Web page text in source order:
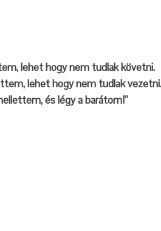
lehet hogy nem tudlak követni.
lehet hogy nem tudlak
és légy a barátom!”